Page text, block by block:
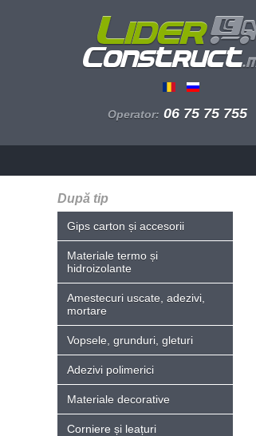
Operator: 06 75 75 755
După tip
Gips carton și accesorii
Materiale termo și
hidroizolante
Amestecuri uscate, adezivi,
mortare
Vopsele, grunduri, gleturi
Adezivi polimerici
Materiale decorative
Corniere și leațuri